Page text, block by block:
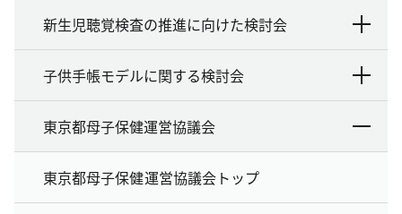
新生児聴覚検査の推進に向けた検討会
子供手帳モデルに関する検討会
東京都母子保健運営協議会
東京都母子保健運営協議会トップ